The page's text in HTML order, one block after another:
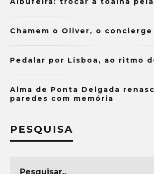
Chamem o Oliver, o
Pedalar por Lisboa, ao ritmo
Alma de Ponta Delgada
paredes com memória
PESQUISA